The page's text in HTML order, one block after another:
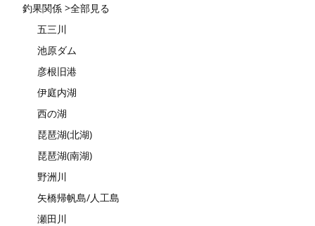
釣果関係 >全部見る
五三川
池原ダム
彦根旧港
伊庭内湖
西の湖
琵琶湖(北湖)
琵琶湖(南湖)
野洲川
矢橋帰帆島/人工島
瀬田川